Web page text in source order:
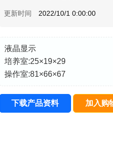
更新时间 2022/10/1 0:00:00
液晶显示
培养室:25×19×29
操作室:81×66×67
下载产品资料 加入购